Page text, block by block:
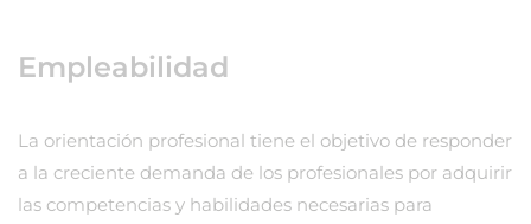
Empleabilidad
La orientación profesional tiene el objetivo de responder
a la creciente demanda de los profesionales por adquirir
las competencias y habilidades necesarias para